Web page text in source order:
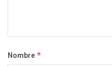
Nombre *